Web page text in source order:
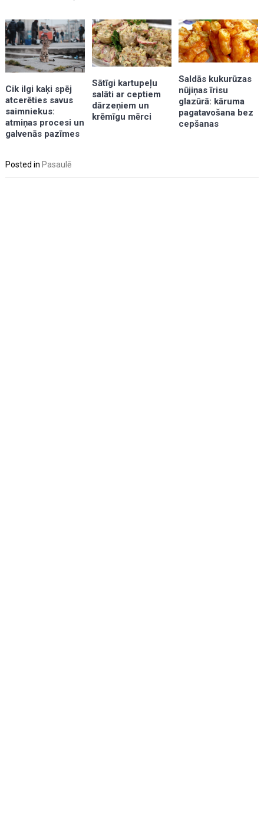
Cik ilgi kaķi spēj
atcerēties savus
saimniekus:
atmiņas procesi un
galvenās pazīmes
Sātīgi kartupeļu
salāti ar ceptiem
dārzeņiem un
krēmīgu mērci
Saldās kukurūzas
nūjiņas īrisu
glazūrā: kāruma
pagatavošana bez
cepšanas
Posted in Pasaulē